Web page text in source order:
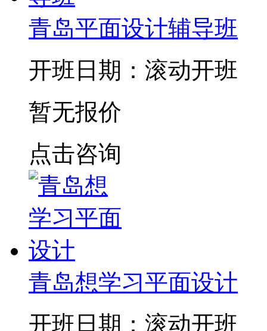
青岛平面设计辅导班
开班日期：滚动开班
暂无报价
点击咨询
青岛想学习平面设计
开班日期：滚动开班